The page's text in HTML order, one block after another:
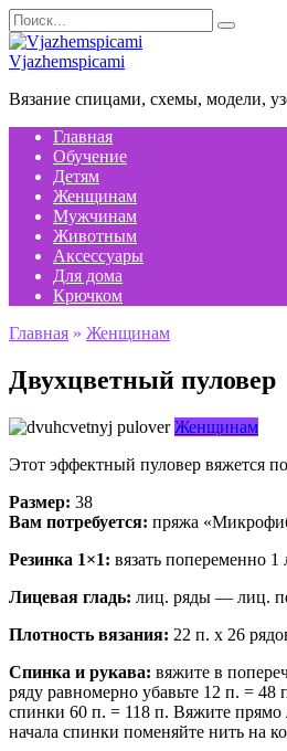
Перейти
к
содержанию
Search
for:
Vjazhemspicami
Вязание спицами, схемы, модели,
Главная
Обучение
Детям
Женщинам
Мужчинам
Животным
Аксессуары
Для дома
Крючком
Главная » Женщинам
Двухцветный пуловер
Женщинам
Этот эффектный пуловер вяжется
Размер: 38
Вам потребуется: пряжа
Резинка 1×1: вязать попеременно
Лицевая гладь: лиц. ряды — лиц.
Плотность вязания: 22 п. х 26
Спинка и рукава: вяжите в
ряду равномерно убавьте 12 п. =
спинки 60 п. = 118 п. Вяжите прямо
начала спинки поменяйте нить на